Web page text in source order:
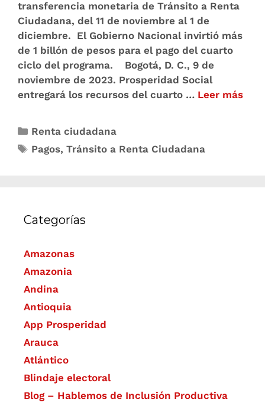
transferencia monetaria de Tránsito a Renta
Ciudadana, del 11 de noviembre al 1 de
diciembre. El Gobierno Nacional invirtió más
de 1 billón de pesos para el pago del cuarto
ciclo del programa. Bogotá, D. C., 9 de
noviembre de 2023. Prosperidad Social
entregará los recursos del cuarto … Leer más
Renta ciudadana
Pagos,Tránsito a Renta Ciudadana
Categorías
Amazonas
Amazonia
Andina
Antioquia
App Prosperidad
Arauca
Atlántico
Blindaje electoral
Blog – Hablemos de Inclusión Productiva